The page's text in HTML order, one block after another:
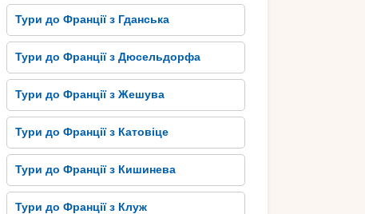
Тури до Франції з Гданська
Тури до Франції з Дюсельдорфа
Тури до Франції з Жешува
Тури до Франції з Катовіце
Тури до Франції з Кишинева
Тури до Франції з Клуж